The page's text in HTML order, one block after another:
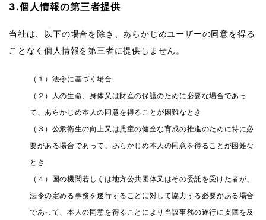
3.個人情報の第三者提供
当社は、以下の場合を除き、あらかじめユーザーの同意を得る
ことなく個人情報を第三者に提供しません。
（１）法令に基づく場合
（２）人の生命、身体又は財産の保護のために必要な場合であっ
て、あらかじめ本人の同意を得ることが困難なとき
（３）公衆衛生の向上又は児童の健全な育成の推進のために特に必
要がある場合であって、あらかじめ本人の同意を得ることが困難な
とき
（４）国の機関若しくは地方公共団体又はその委託を受けた者が、
法令の定める事務を遂行することに対して協力する必要がある場合
であって、本人の同意を得ることにより当該事務の遂行に支障を及